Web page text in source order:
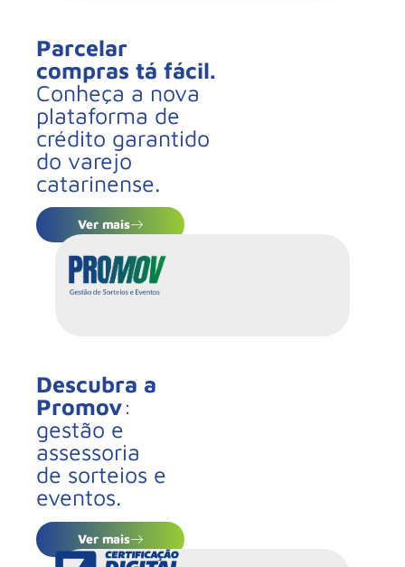
Parcelar
compras tá fácil.
Conheça a nova
plataforma de
crédito garantido
do varejo
catarinense.
Ver mais
Descubra a
Promov:
gestão e
assessoria
de sorteios e
eventos.
Ver mais